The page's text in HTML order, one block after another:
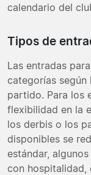
calendario del
Tipos de
Las entradas
categorías
partido. Para los
flexibilidad en la
los derbis o los
disponibles se
estándar,
con hospitalidad,